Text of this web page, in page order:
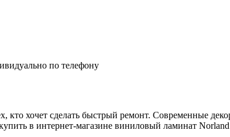
по телефону
хочет сделать быстрый ремонт. Современные
в интернет-магазине виниловый ламинат